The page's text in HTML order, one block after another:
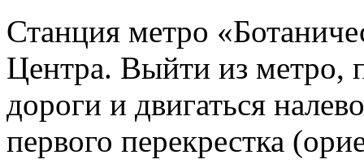
Станция метро
Центра. Выйти из метро,
дороги и двигаться
первого перекрестка